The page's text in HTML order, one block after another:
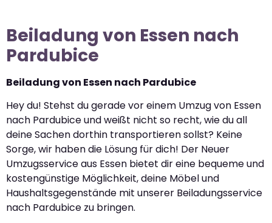
Beiladung von Essen nach
Pardubice
Beiladung von Essen nach Pardubice
Hey du! Stehst du gerade vor einem Umzug von Essen
nach Pardubice und weißt nicht so recht, wie du all
deine Sachen dorthin transportieren sollst? Keine
Sorge, wir haben die Lösung für dich! Der Neuer
Umzugsservice aus Essen bietet dir eine bequeme und
kostengünstige Möglichkeit, deine Möbel und
Haushaltsgegenstände mit unserer Beiladungsservice
nach Pardubice zu bringen.